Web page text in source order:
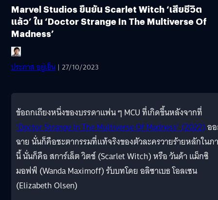
Marvel Studios ยืนยัน Scarlet Witch ‘เสียชีวิต
แล้ว’ ใน ‘Doctor Strange In The Multiverse Of
Madness’
ประภาส อยู่เย็น | 27/10/2023
ข้อถกเถียงหนึ่งของบรรดาแฟน ๆ MCU ที่เกิดขึ้นหลังจากที่
‘Doctor Strange In The Multiverse Of Madness’ (2022)อ
ฉาย นั่นก็คือชะตากรรมที่แท้จริงของตัวละครวายร้ายหลักในภ
นี้ นั่นก็คือ สการ์เล็ต วิตช์ (Scarlet Witch) หรือ วันด้า แม็กซิ
มอฟฟ์ (Wanda Maximoff) รับบทโดย อลิซาเบธ โอลเซน
(Elizabeth Olsen)